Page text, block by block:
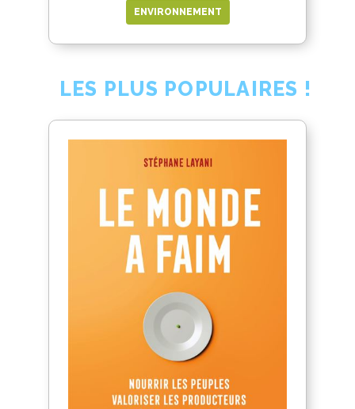
ENVIRONNEMENT
LES PLUS POPULAIRES !